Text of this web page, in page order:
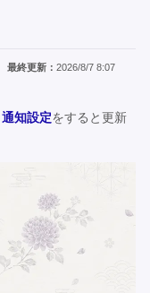
最終更新： 2026/8/7 8:07
通知設定をすると更新